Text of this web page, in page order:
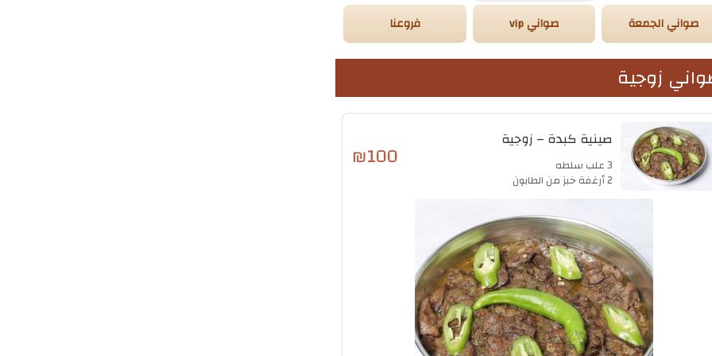
صواني الجمعة صواني vip فروعنا
زوجية
صينية كبدة – زوجية
3 علب سلطه
2 أرغفة خبز من الطابون
₪100